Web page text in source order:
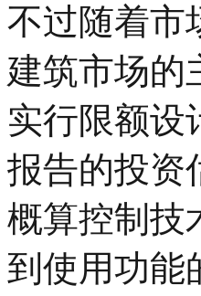
不过随着市
建筑市场的
实行限额设
报告的投资
概算控制技
到使用功能